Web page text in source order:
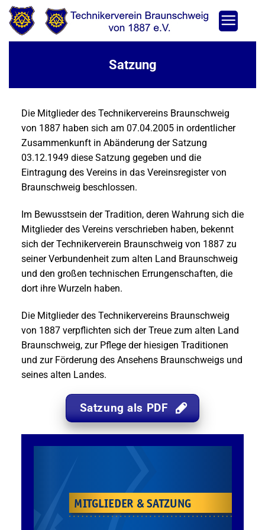
Zum
Inhalt
springen
Satzung
Die Mitglieder des Technikervereins Braunschweig
von 1887 haben sich am 07.04.2005 in ordentlicher
Zusammenkunft in Abänderung der Satzung
03.12.1949 diese Satzung gegeben und die
Eintragung des Vereins in das Vereinsregister von
Braunschweig beschlossen.
Im Bewusstsein der Tradition, deren Wahrung sich die
Mitglieder des Vereins verschrieben haben, bekennt
sich der Technikerverein Braunschweig von 1887 zu
seiner Verbundenheit zum alten Land Braunschweig
und den großen technischen Errungenschaften, die
dort ihre Wurzeln haben.
Die Mitglieder des Technikervereins Braunschweig
von 1887 verpflichten sich der Treue zum alten Land
Braunschweig, zur Pflege der hiesigen Traditionen
und zur Förderung des Ansehens Braunschweigs und
seines alten Landes.
Satzung als PDF